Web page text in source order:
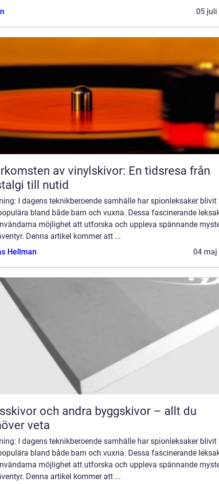
05 juli
av vinylskivor: En tidsresa från
till nutid
I dagens teknikberoende samhälle har spionleksaker blivit
bland både barn och vuxna. Dessa fascinerande
möjlighet att utforska och uppleva spännande
Denna artikel kommer att ...
Hellman
04 maj
och andra byggskivor – allt du
veta
I dagens teknikberoende samhälle har spionleksaker blivit
bland både barn och vuxna. Dessa fascinerande
möjlighet att utforska och uppleva spännande
Denna artikel kommer att ...